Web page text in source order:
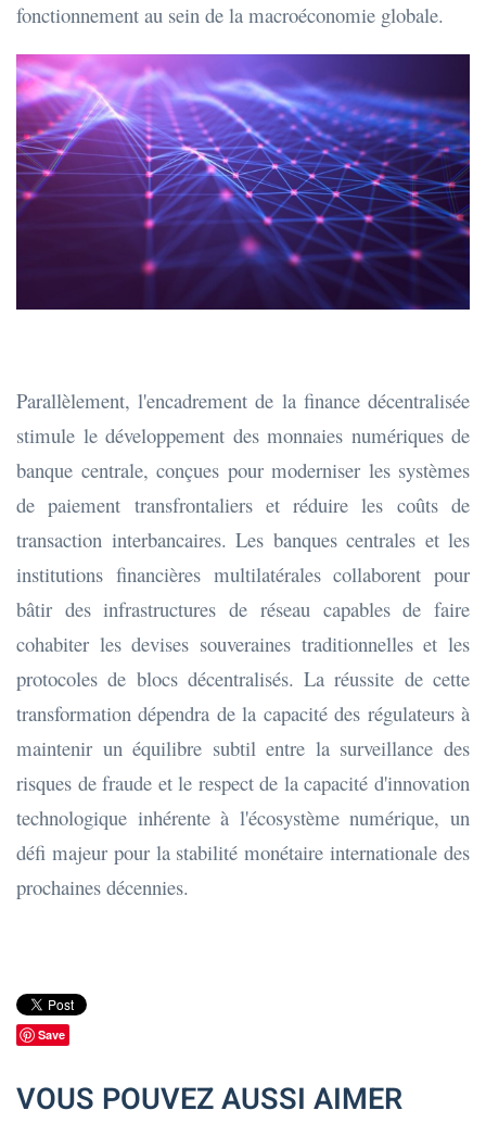
fonctionnement au sein de la macroéconomie globale.
Parallèlement, l'encadrement de la finance décentralisée
stimule le développement des monnaies numériques de
banque centrale, conçues pour moderniser les systèmes
de paiement transfrontaliers et réduire les coûts de
transaction interbancaires. Les banques centrales et les
institutions financières multilatérales collaborent pour
bâtir des infrastructures de réseau capables de faire
cohabiter les devises souveraines traditionnelles et les
protocoles de blocs décentralisés. La réussite de cette
transformation dépendra de la capacité des régulateurs à
maintenir un équilibre subtil entre la surveillance des
risques de fraude et le respect de la capacité d'innovation
technologique inhérente à l'écosystème numérique, un
défi majeur pour la stabilité monétaire internationale des
prochaines décennies.
Save
VOUS POUVEZ AUSSI AIMER